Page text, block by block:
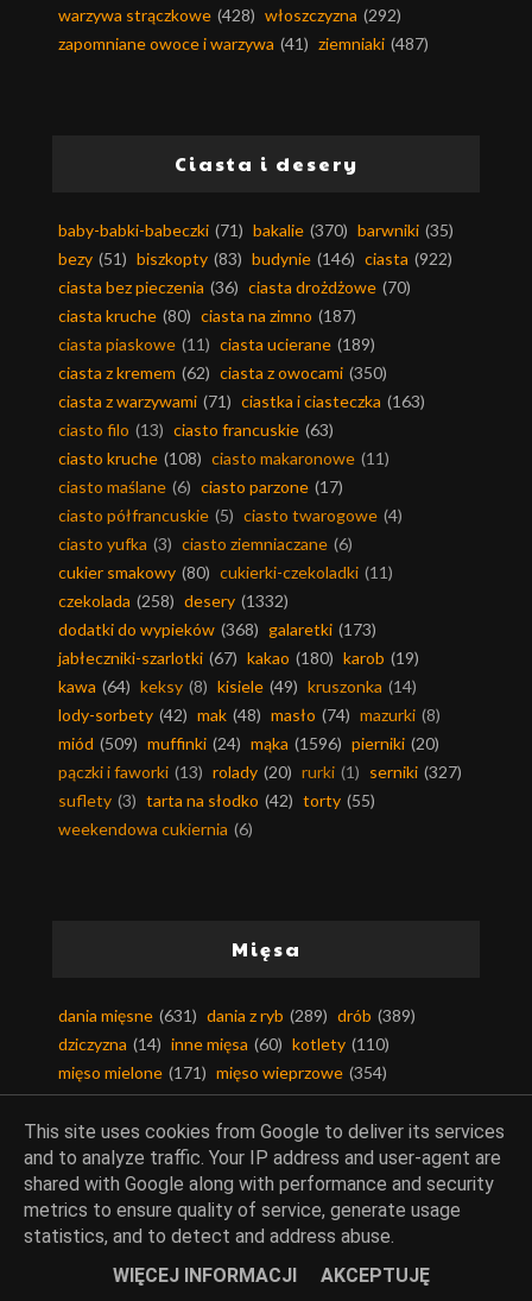
warzywa strączkowe (428) włoszczyzna (292)
zapomniane owoce i warzywa (41) ziemniaki (487)
Ciasta i desery
baby-babki-babeczki (71) bakalie (370) barwniki (35)
bezy (51) biszkopty (83) budynie (146) ciasta (922)
ciasta bez pieczenia (36) ciasta drożdżowe (70)
ciasta kruche (80) ciasta na zimno (187)
ciasta piaskowe (11) ciasta ucierane (189)
ciasta z kremem (62) ciasta z owocami (350)
ciasta z warzywami (71) ciastka i ciasteczka (163)
ciasto filo (13) ciasto francuskie (63)
ciasto kruche (108) ciasto makaronowe (11)
ciasto maślane (6) ciasto parzone (17)
ciasto półfrancuskie (5) ciasto twarogowe (4)
ciasto yufka (3) ciasto ziemniaczane (6)
cukier smakowy (80) cukierki-czekoladki (11)
czekolada (258) desery (1332)
dodatki do wypieków (368) galaretki (173)
jabłeczniki-szarlotki (67) kakao (180) karob (19)
kawa (64) keksy (8) kisiele (49) kruszonka (14)
lody-sorbety (42) mak (48) masło (74) mazurki (8)
miód (509) muffinki (24) mąka (1596) pierniki (20)
pączki i faworki (13) rolady (20) rurki (1) serniki (327)
suflety (3) tarta na słodko (42) torty (55)
weekendowa cukiernia (6)
Mięsa
dania mięsne (631) dania z ryb (289) drób (389)
dziczyzna (14) inne mięsa (60) kotlety (110)
mięso mielone (171) mięso wieprzowe (354)
mięso wołowe (131) podroby (28) smalec (41)
słonina (3)
Kuchnie świata
This site uses cookies from Google to deliver its services
and to analyze traffic. Your IP address and user-agent are
shared with Google along with performance and security
metrics to ensure quality of service, generate usage
statistics, and to detect and address abuse.
WIĘCEJ INFORMACJI
AKCEPTUJĘ